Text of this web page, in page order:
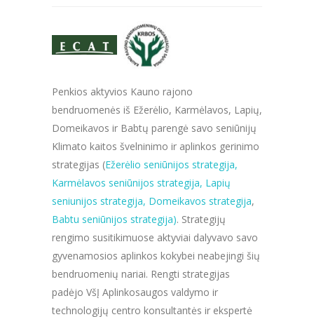
Penkios aktyvios Kauno rajono
bendruomenės iš Ežerėlio, Karmėlavos, Lapių,
Domeikavos ir Babtų parengė savo seniūnijų
Klimato kaitos švelninimo ir aplinkos gerinimo
strategijas (Ežerėlio seniūnijos strategija,
Karmėlavos seniūnijos strategija, Lapių
seniunijos strategija, Domeikavos strategija,
Babtu seniūnijos strategija). Strategijų
rengimo susitikimuose aktyviai dalyvavo savo
gyvenamosios aplinkos kokybei neabejingi šių
bendruomenių nariai. Rengti strategijas
padėjo VšĮ Aplinkosaugos valdymo ir
technologijų centro konsultantės ir ekspertė